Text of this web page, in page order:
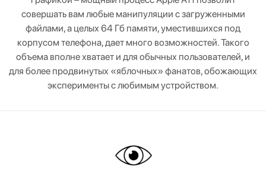
совершать вам любые манипуляции с загруженными
файлами, а целых 64 Гб памяти, уместившихся под
корпусом телефона, дает много возможностей. Такого
объема вполне хватает и для обычных пользователей, и
для более продвинутых «яблочных» фанатов, обожающих
эксперименты с любимым устройством.